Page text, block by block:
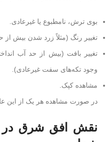
بوی ترش، نامطبوع یا غیرعادی.
تغییر رنگ (مثلاً زرد شدن بیش از
تغییر بافت (بیش از حد آب
وجود تکه‌های سفت غیرعادی).
مشاهده کپک.
در صورت مشاهده هر یک از این
نقش افق شرق در